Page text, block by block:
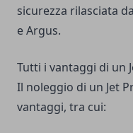
sicurezza rilasciata
e Argus.
Tutti i vantaggi di un
Il noleggio di un Jet
vantaggi, tra cui: